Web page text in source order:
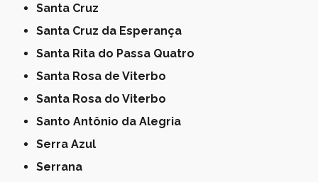
Santa Cruz
Santa Cruz da Esperança
Santa Rita do Passa Quatro
Santa Rosa de Viterbo
Santa Rosa do Viterbo
Santo Antônio da Alegria
Serra Azul
Serrana